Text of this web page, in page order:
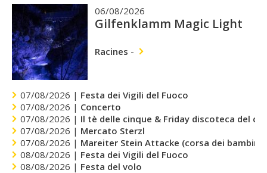
06/08/2026
Gilfenklamm Magic Light
Racines -
07/08/2026 | Festa dei Vigili del Fuoco
07/08/2026 | Concerto
07/08/2026 | Il tè delle cinque & Friday discoteca del
07/08/2026 | Mercato Sterzl
07/08/2026 | Mareiter Stein Attacke (corsa dei bambini)
08/08/2026 | Festa dei Vigili del Fuoco
08/08/2026 | Festa del volo